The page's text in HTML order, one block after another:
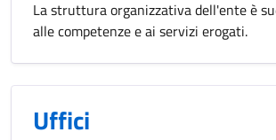
La struttura organizzativa dell'ente è
alle competenze e ai servizi erogati.
Uffici